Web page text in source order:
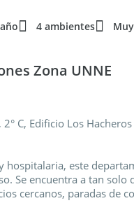
4 ambientes
Zona UNNE
C, Edificio Los
hospitalaria, este
Se encuentra a tan solo
cercanos, paradas de